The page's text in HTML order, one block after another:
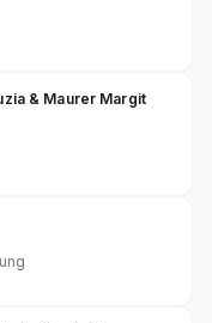
& Maurer Margit